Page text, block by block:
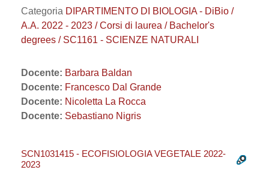
Categoria DIPARTIMENTO DI BIOLOGIA - DiBio /
A.A. 2022 - 2023 / Corsi di laurea / Bachelor's
degrees / SC1161 - SCIENZE NATURALI
Docente: Barbara Baldan
Docente: Francesco Dal Grande
Docente: Nicoletta La Rocca
Docente: Sebastiano Nigris
SCN1031415 - ECOFISIOLOGIA VEGETALE 2022-
2023